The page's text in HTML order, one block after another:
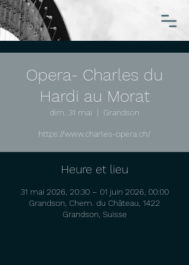
Opera- Charles du
Hardi au Morat
dim. 31 mai Grandson
https://www.charles-opera.ch/
Heure et lieu
31 mai 2026, 20:30 – 01 juin 2026, 00:00
Grandson, Chem. du Château, 1422
Grandson, Suisse